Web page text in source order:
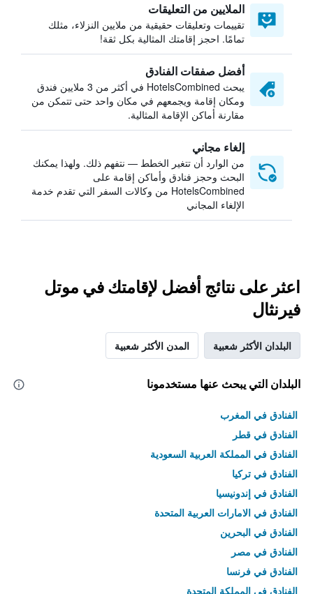
الملايين من التعليقات
تقييمات وتعليقات حقيقية من ملايين النزلاء، مثلك
تمامًا. احجز إقامتك المثالية بكل ثقة!
أفضل صفقات الفنادق
يبحث HotelsCombined في أكثر من 3 ملايين فندق
ومكان إقامة ويجمعهم في مكان واحد حتى تتمكن من
مقارنة أماكن الإقامة المثالية.
إلغاء مجاني
من الوارد أن تتغير الخطط — نتفهم ذلك. ولهذا يمكنك
البحث وحجز فنادق وأماكن إقامة على
HotelsCombined من وكالات السفر التي تقدم خدمة
الإلغاء المجاني
اعثر على نتائج أفضل لإقامتك في موتل
فيرنثال
البلدان الأكثر شعبية المدن الأكثر شعبية
البلدان التي يبحث عنها مستخدمونا
الفنادق في المغرب
الفنادق في قطر
الفنادق في المملكة العربية السعودية
الفنادق في تركيا
الفنادق في إندونيسيا
الفنادق في الامارات العربية المتحدة
الفنادق في البحرين
الفنادق في مصر
الفنادق في فرنسا
الفنادق في المملكة المتحدة